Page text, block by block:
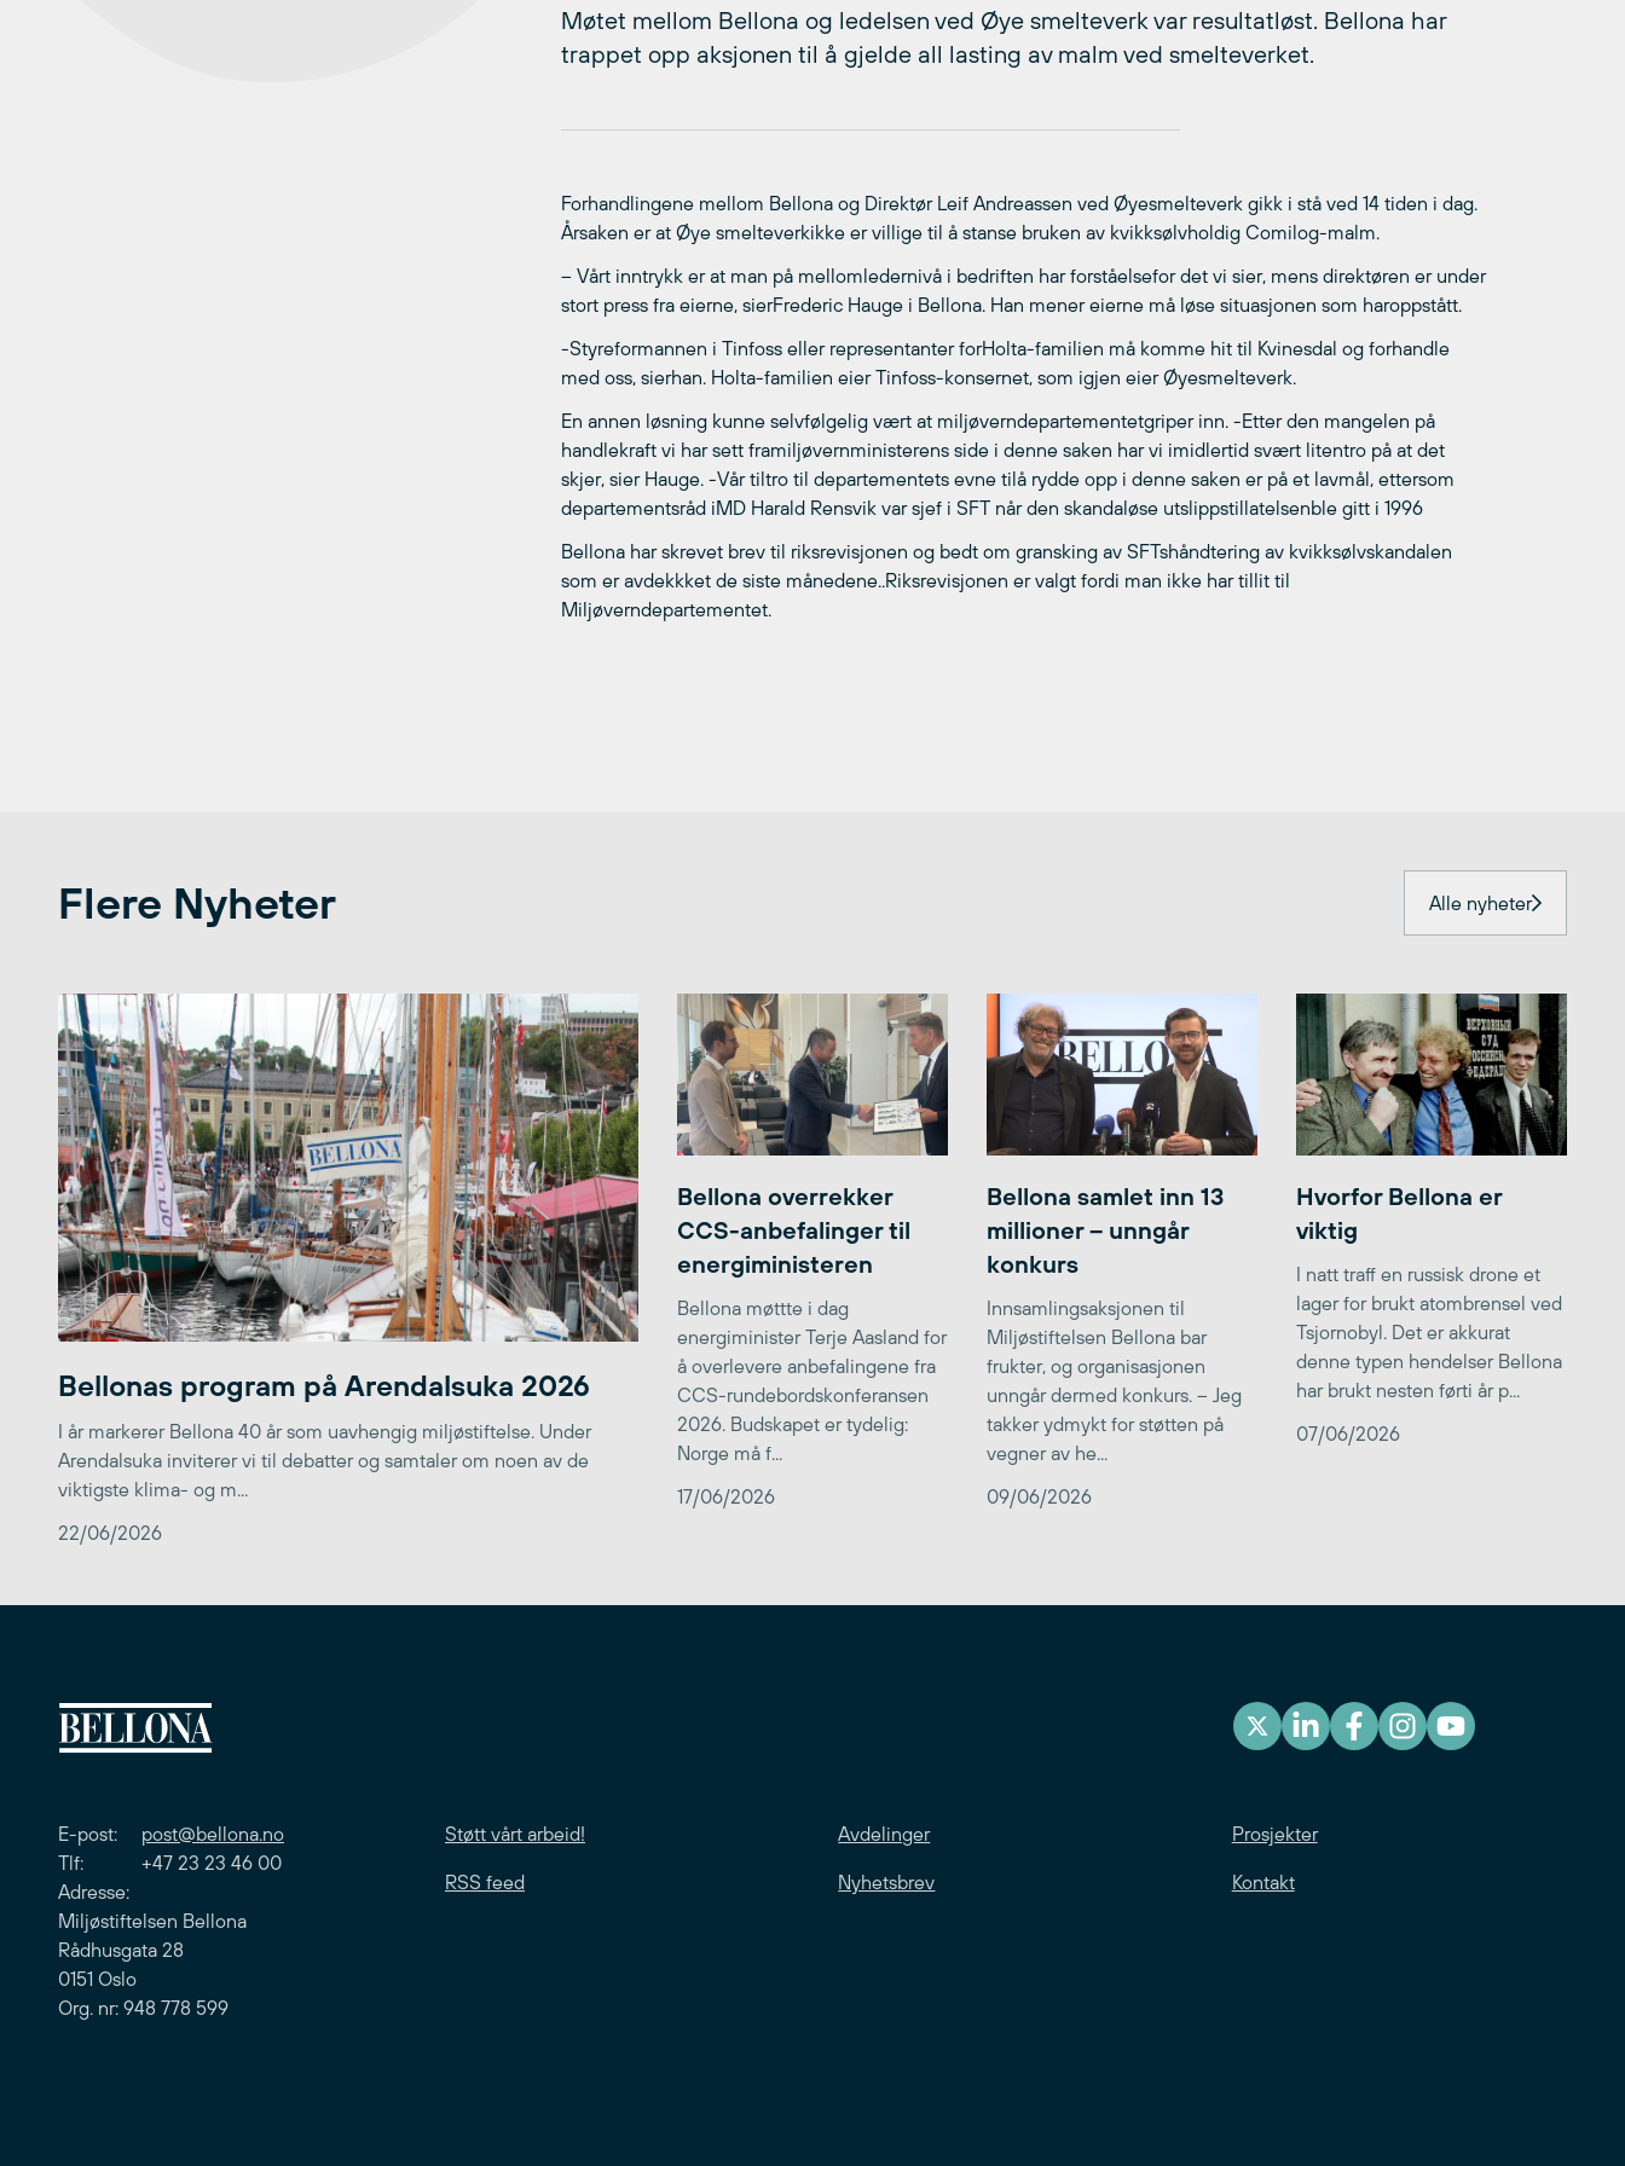
Møtet mellom Bellona og ledelsen ved Øye smelteverk var resultatløst. Bellona har
trappet opp aksjonen til å gjelde all lasting av malm ved smelteverket.
Forhandlingene mellom Bellona og Direktør Leif Andreassen ved Øyesmelteverk gikk i stå ved 14 tiden i dag.
Årsaken er at Øye smelteverkikke er villige til å stanse bruken av kvikksølvholdig Comilog-malm.
– Vårt inntrykk er at man på mellomledernivå i bedriften har forståelsefor det vi sier, mens direktøren er under
stort press fra eierne, sierFrederic Hauge i Bellona. Han mener eierne må løse situasjonen som haroppstått.
-Styreformannen i Tinfoss eller representanter forHolta-familien må komme hit til Kvinesdal og forhandle
med oss, sierhan. Holta-familien eier Tinfoss-konsernet, som igjen eier Øyesmelteverk.
En annen løsning kunne selvfølgelig vært at miljøverndepartementetgriper inn. -Etter den mangelen på
handlekraft vi har sett framiljøvernministerens side i denne saken har vi imidlertid svært litentro på at det
skjer, sier Hauge. -Vår tiltro til departementets evne tilå rydde opp i denne saken er på et lavmål, ettersom
departementsråd iMD Harald Rensvik var sjef i SFT når den skandaløse utslippstillatelsenble gitt i 1996
Bellona har skrevet brev til riksrevisjonen og bedt om gransking av SFTshåndtering av kvikksølvskandalen
som er avdekkket de siste månedene..Riksrevisjonen er valgt fordi man ikke har tillit til
Miljøverndepartementet.
Flere Nyheter Alle nyheter
Bellonas program på Arendalsuka 2026
I år markerer Bellona 40 år som uavhengig miljøstiftelse. Under
Arendalsuka inviterer vi til debatter og samtaler om noen av de
viktigste klima- og m...
22/06/2026
Bellona overrekker
CCS-anbefalinger til
energiministeren
Bellona møttte i dag
energiminister Terje Aasland for
å overlevere anbefalingene fra
CCS-rundebordskonferansen
2026. Budskapet er tydelig:
Norge må f...
17/06/2026
Bellona samlet inn 13
millioner – unngår
konkurs
Innsamlingsaksjonen til
Miljøstiftelsen Bellona bar
frukter, og organisasjonen
unngår dermed konkurs. – Jeg
takker ydmykt for støtten på
vegner av he...
09/06/2026
Hvorfor Bellona er
viktig
I natt traff en russisk drone et
lager for brukt atombrensel ved
Tsjornobyl. Det er akkurat
denne typen hendelser Bellona
har brukt nesten førti år p...
07/06/2026
E-post: post@bellona.no
Tlf: +47 23 23 46 00
Adresse:
Miljøstiftelsen Bellona
Rådhusgata 28
0151 Oslo
Org. nr: 948 778 599
Støtt vårt arbeid! Avdelinger Prosjekter
RSS feed Nyhetsbrev Kontakt